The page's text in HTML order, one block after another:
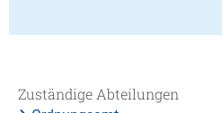
Zuständige Abteilungen